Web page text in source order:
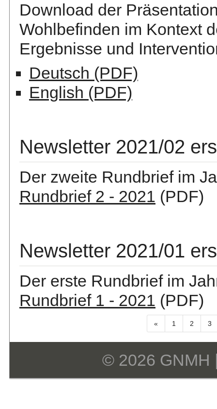
Download der
Wohlbefinden im Kontext
Ergebnisse und
Deutsch (PDF)
English (PDF)
Newsletter 2021/02
Der zweite Rundbrief im
Rundbrief 2 - 2021 (PDF)
Newsletter 2021/01
Der erste Rundbrief im
Rundbrief 1 - 2021 (PDF)
« 1 2 3
© 2026